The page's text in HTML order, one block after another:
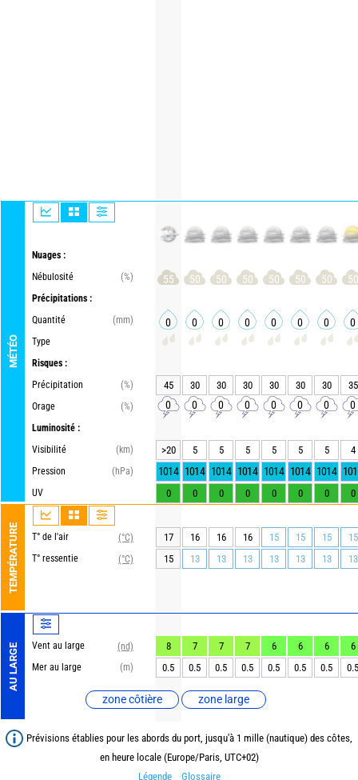
MÉTÉO
Nuages :
Nébulosité
(%)
Précipitations :
Quantité
(mm)
Type
Risques :
Précipitation
(%)
Orage
(%)
Luminosité :
Visibilité
(km)
Pression
(hPa)
UV
TEMPÉRATURE T° de l'air
(°C)
T° ressentie
(°C)
AU LARGE Vent au large
(nd)
Mer au large
(m)
zone côtière zone large
55 50 50 50 50 50 50 50
0 0 0 0 0 0 0 0
45 30 30 30 30 30 30 35
0 0 0 0 0 0 0 0
>20 5 5 5 5 5 5 4
1014 1014 1014 1014 1014 1014 1014
0 0 0 0 0 0 0 0
17 16 16 16 15 15 15
15
15
13 13 13 13 13 13 13
8 7 7 7 6 6 6
6
0.5
0.5 0.5 0.5 0.5 0.5 0.5 0.5
Prévisions établies pour les abords du port, jusqu'à 1 mille (nautique) des côtes,
en heure locale (Europe/Paris, UTC+02)
Légende
Glossaire